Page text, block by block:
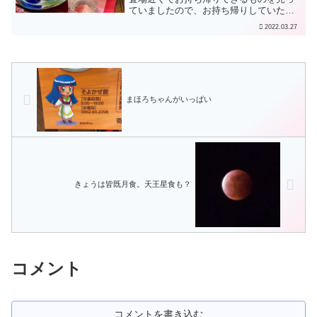
ていましたので、お持ち帰りしていただ
きました。これが日本酒にとても合いま
2022.03.27
まほろちゃんがいっぱい
きょうは皆既月食。天王星食も？
コメント
コメントを書き込む